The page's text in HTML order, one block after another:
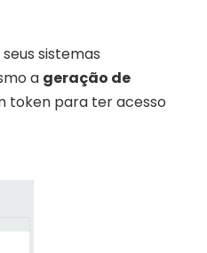
sistemas
a geração de
token para ter acesso